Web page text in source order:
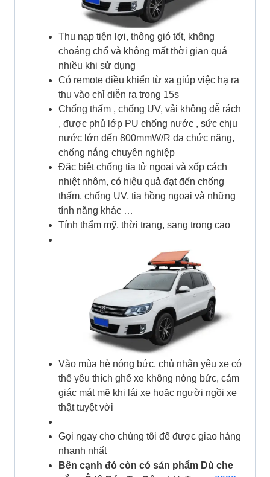
Thu nạp tiện lợi, thông gió tốt, không
choáng chổ và không mất thời gian quá
nhiều khi sử dụng
Có remote điều khiển từ xa giúp việc hạ ra
thu vào chỉ diễn ra trong 15s
Chống thấm , chống UV, vải không dễ rách
, được phủ lớp PU chống nước , sức chịu
nước lớn đến 800mmW/R đa chức năng,
chống nắng chuyên nghiệp
Đặc biệt chống tia tử ngoại và xốp cách
nhiệt nhôm, có hiệu quả đạt đến chống
thấm, chống UV, tia hồng ngoại và những
tính năng khác …
Tính thẩm mỹ, thời trang, sang trọng cao
Vào mùa hè nóng bức, chủ nhân yêu xe có
thể yêu thích ghế xe không nóng bức, cảm
giác mát mẽ khi lái xe hoặc người ngồi xe
thật tuyệt vời
Gọi ngay cho chúng tôi để được giao hàng
nhanh nhất
Bên cạnh đó còn có sản phẩm Dù che